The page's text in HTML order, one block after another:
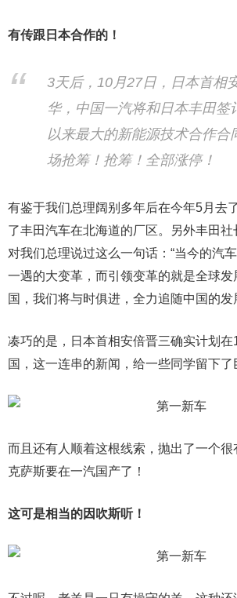
有传跟日本合作的！
3天后，10月27日，日本首相
华，中国一汽将和日本丰田签
以来最大的新能源技术合作合
场抢筹！抢筹！全部涨停！
有鉴于我们总理阔别多年后在今年5月去
了丰田汽车在北海道的厂区。另外丰田
对我们总理说过这么一句话：“当今的汽
一遇的大变革，而引领变革的就是全球发
国，我们将与时俱进，全力追随中国的发
凑巧的是，日本首相安倍晋三确实计划在
国，这一连串的新闻，给一些同学留下了
而且还有人顺着这根线索，抛出了一个很
克萨斯要在一汽国产了！
这可是相当的因吹斯听！